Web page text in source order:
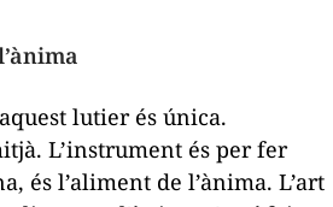
lutier és única.
L’instrument és per fer
és l’aliment de l’ànima. L’art